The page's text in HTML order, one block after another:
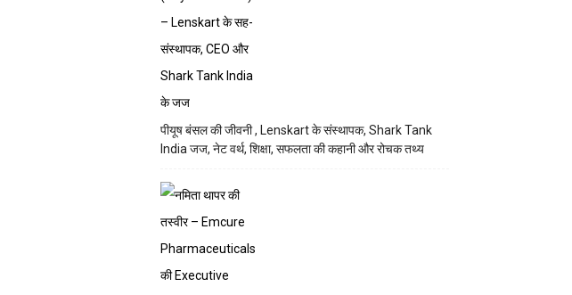
पीयूष बंसल की जीवनी , Lenskart के संस्थापक, Shark Tank
India जज, नेट वर्थ, शिक्षा, सफलता की कहानी और रोचक तथ्य